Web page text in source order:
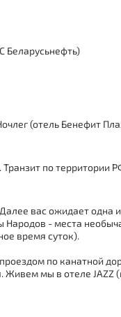
Беларусьнефть)
(отель Бенефит
по территории
вас ожидает одна
- места
время суток).
по канатной
мы в отеле JAZZ